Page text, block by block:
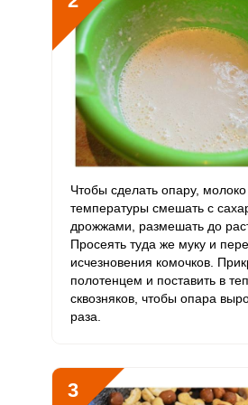
К
Витамин
38.5 мг 20 мг
Калий 2782.4 мг
Кальций 525.5 мг 1000 мг
Магний 359 мг 400 мг
Натрий 506.2 мг 1300 мг
630.9 мг
Хлор
Чтобы сделать опару,
температуры смешать с
дрожжами, размешать до
Просеять туда же муку и
исчезновения комочков.
полотенцем и поставить в
сквозняков, чтобы опара
раза.
3